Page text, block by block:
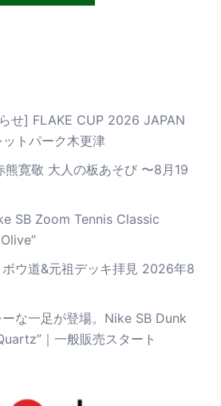
せ] FLAKE CUP 2026 JAPAN
トパーク木更津
熊寛敬 大人の板あそび 〜8月19
SB Zoom Tennis Classic
ボウ道&元祖デッキ拝見 2026年8
な一足が登場。Nike SB Dunk
｜一般販売スタート